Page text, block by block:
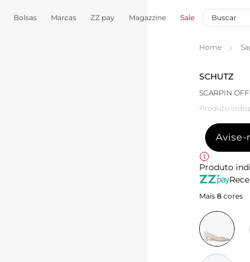
Bolsas Marcas ZZ pay Magazzine Sale
Home
SCHUTZ
SCARPIN
Produto
Avise-
Produto
Mais 8 cores